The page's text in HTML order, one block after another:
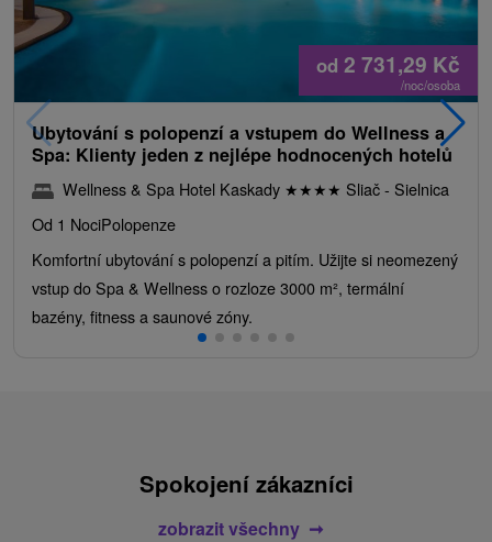
od 2 731,29 Kč
/noc/osoba
Ubytování s polopenzí a vstupem do Wellness a
Spa: Klienty jeden z nejlépe hodnocených hotelů
Wellness & Spa Hotel Kaskady ★★★★ Sliač - Sielnica
Od 1 NociPolopenze
Komfortní ubytování s polopenzí a pitím. Užijte si neomezený
vstup do Spa & Wellness o rozloze 3000 m², termální
bazény, fitness a saunové zóny.
Spokojení zákazníci
zobrazit všechny